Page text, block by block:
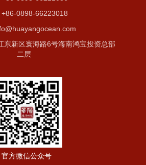
+86-0898-66223018
东新区寰海路6号海南鸿宝投资总部
二层
官方微信公众号